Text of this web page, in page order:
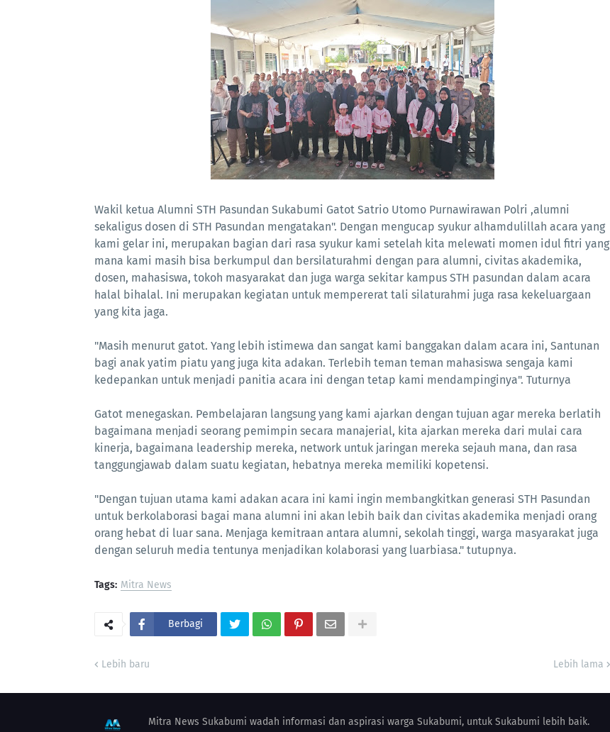
Wakil ketua Alumni STH Pasundan Sukabumi Gatot Satrio Utomo Purnawirawan Polri ,alumni
sekaligus dosen di STH Pasundan mengatakan". Dengan mengucap syukur alhamdulillah acara yang
kami gelar ini, merupakan bagian dari rasa syukur kami setelah kita melewati momen idul fitri yang
mana kami masih bisa berkumpul dan bersilaturahmi dengan para alumni, civitas akademika,
dosen, mahasiswa, tokoh masyarakat dan juga warga sekitar kampus STH pasundan dalam acara
halal bihalal. Ini merupakan kegiatan untuk mempererat tali silaturahmi juga rasa kekeluargaan
yang kita jaga.
"Masih menurut gatot. Yang lebih istimewa dan sangat kami banggakan dalam acara ini, Santunan
bagi anak yatim piatu yang juga kita adakan. Terlebih teman teman mahasiswa sengaja kami
kedepankan untuk menjadi panitia acara ini dengan tetap kami mendampinginya". Tuturnya
Gatot menegaskan. Pembelajaran langsung yang kami ajarkan dengan tujuan agar mereka berlatih
bagaimana menjadi seorang pemimpin secara manajerial, kita ajarkan mereka dari mulai cara
kinerja, bagaimana leadership mereka, network untuk jaringan mereka sejauh mana, dan rasa
tanggungjawab dalam suatu kegiatan, hebatnya mereka memiliki kopetensi.
"Dengan tujuan utama kami adakan acara ini kami ingin membangkitkan generasi STH Pasundan
untuk berkolaborasi bagai mana alumni ini akan lebih baik dan civitas akademika menjadi orang
orang hebat di luar sana. Menjaga kemitraan antara alumni, sekolah tinggi, warga masyarakat juga
dengan seluruh media tentunya menjadikan kolaborasi yang luarbiasa." tutupnya.
Tags: Mitra News
Berbagi
Lebih baru Lebih lama
Mitra News Sukabumi wadah informasi dan aspirasi warga Sukabumi, untuk Sukabumi lebih baik.